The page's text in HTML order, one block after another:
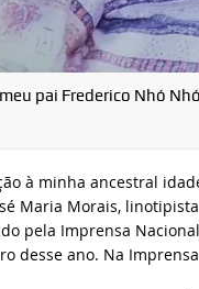
pai Frederico Nhó
à minha ancestral
Maria Morais,
pela Imprensa
desse ano. Na